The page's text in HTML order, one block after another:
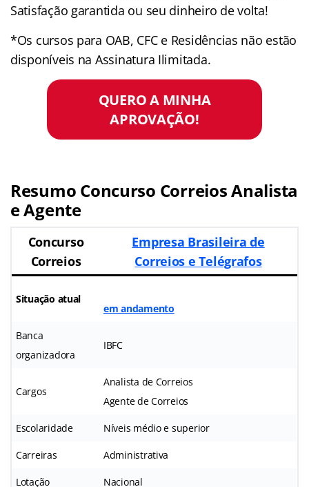
Satisfação garantida ou seu dinheiro de volta!
*Os cursos para OAB, CFC e Residências não estão
disponíveis na Assinatura Ilimitada.
QUERO A MINHA
APROVAÇÃO!
Resumo Concurso Correios Analista
e Agente
Concurso
Correios
Empresa Brasileira de
Correios e Telégrafos
Situação atual
em andamento
Banca
organizadora
IBFC
Cargos
Analista de Correios
Agente de Correios
Escolaridade Níveis médio e superior
Carreiras Administrativa
Lotação Nacional